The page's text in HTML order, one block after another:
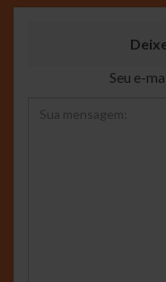
Seu e-